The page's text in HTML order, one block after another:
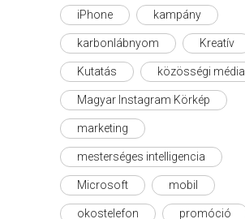
iPhone kampány
karbonlábnyom Kreatív
Kutatás közösségi média
Magyar Instagram Körkép
marketing
mesterséges intelligencia
Microsoft mobil
okostelefon promóció